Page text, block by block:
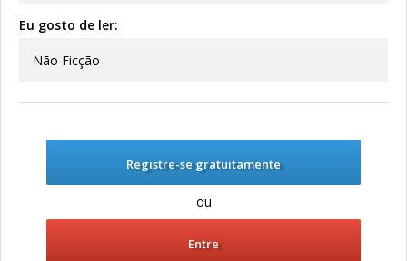
Eu gosto de ler:
Não Ficção
Registre-se gratuitamente
ou
Entre